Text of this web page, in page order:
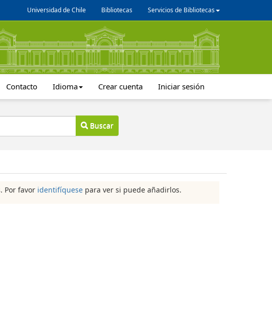
Universidad de Chile Bibliotecas Servicios de Bibliotecas
Contacto Idioma Crear cuenta Iniciar sesión
Buscar
Por favor identifíquese para ver si puede añadirlos.